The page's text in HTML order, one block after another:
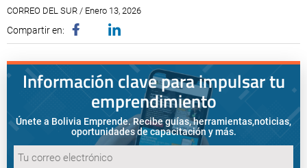
CORREO DEL SUR / Enero 13, 2026
Compartir en:
Información clave para impulsar tu
emprendimiento
Únete a Bolivia Emprende. Recibe guías, herramientas,noticias,
oportunidades de capacitación y más.